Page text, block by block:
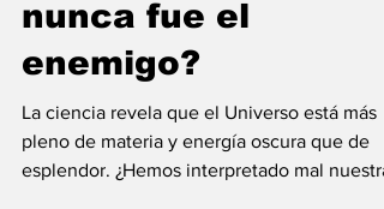
¿Y si la oscuridad
nunca fue el
enemigo?
La ciencia revela que el Universo está más